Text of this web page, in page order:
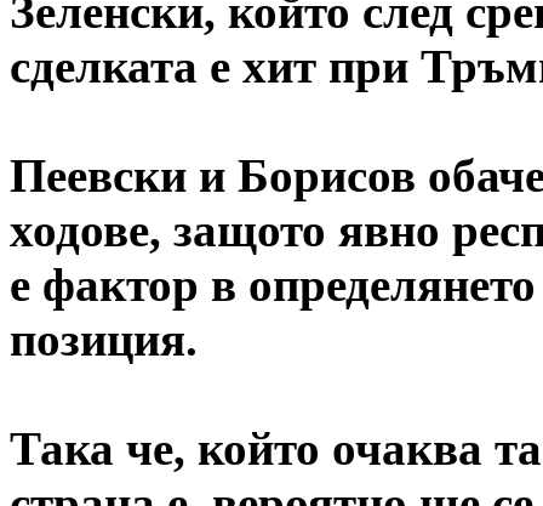
Зеленски, който след
сделката е хит при
Пеевски и Борисов
ходове, защото явно
е фактор в
позиция.
Така че, който очаква